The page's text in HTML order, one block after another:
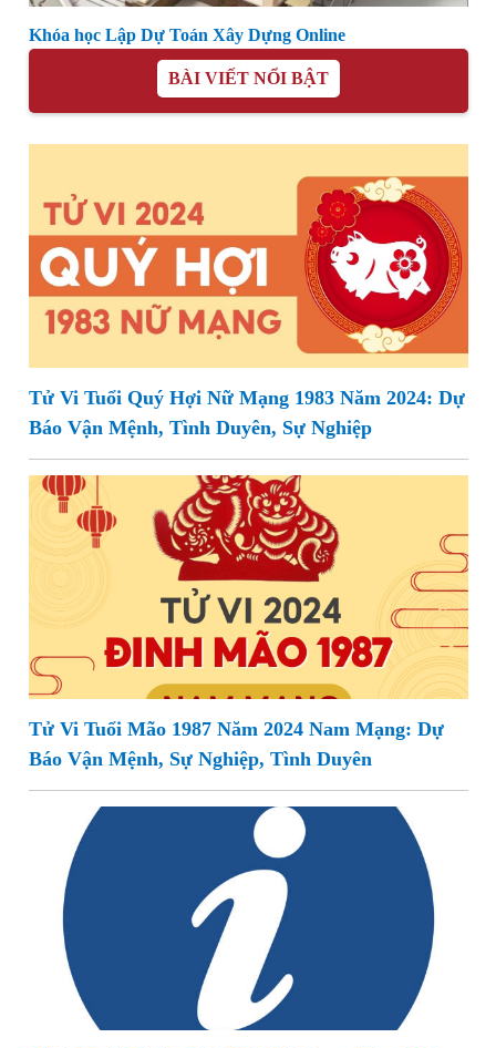
Khóa học Lập Dự Toán Xây Dựng Online
BÀI VIẾT NỔI BẬT
Tử Vi Tuổi Quý Hợi Nữ Mạng 1983 Năm 2024: Dự
Báo Vận Mệnh, Tình Duyên, Sự Nghiệp
Tử Vi Tuổi Mão 1987 Năm 2024 Nam Mạng: Dự
Báo Vận Mệnh, Sự Nghiệp, Tình Duyên